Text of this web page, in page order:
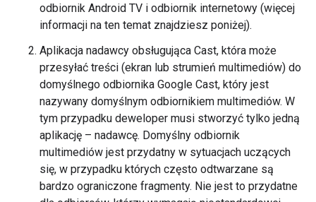
odbiornik Android TV i odbiornik internetowy (więcej
informacji na ten temat znajdziesz poniżej).
Aplikacja nadawcy obsługująca Cast, która może
przesyłać treści (ekran lub strumień multimediów) do
domyślnego odbiornika Google Cast, który jest
nazywany domyślnym odbiornikiem multimediów. W
tym przypadku deweloper musi stworzyć tylko jedną
aplikację – nadawcę. Domyślny odbiornik
multimediów jest przydatny w sytuacjach uczących
się, w przypadku których często odtwarzane są
bardzo ograniczone fragmenty. Nie jest to przydatne